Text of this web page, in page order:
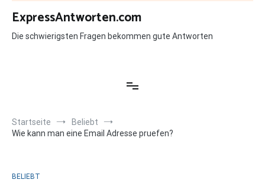
Zum
Inhalt
springen
ExpressAntworten.com
Die schwierigsten Fragen bekommen gute Antworten
Startseite
Beliebt
Wie kann man eine Email Adresse pruefen?
BELIEBT